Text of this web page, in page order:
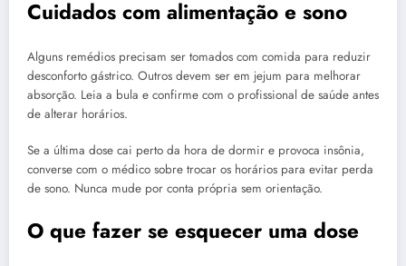
Cuidados com alimentação e sono
Alguns remédios precisam ser tomados com comida para reduzir
desconforto gástrico. Outros devem ser em jejum para melhorar
absorção. Leia a bula e confirme com o profissional de saúde antes
de alterar horários.
Se a última dose cai perto da hora de dormir e provoca insônia,
converse com o médico sobre trocar os horários para evitar perda
de sono. Nunca mude por conta própria sem orientação.
O que fazer se esquecer uma dose